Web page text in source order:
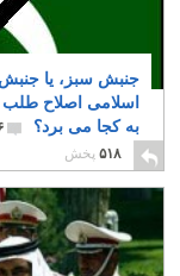
جنبش سبز، یا جنبش
اسلامی اصلاح طلب
به کجا می برد؟
۵۱۸ پخش